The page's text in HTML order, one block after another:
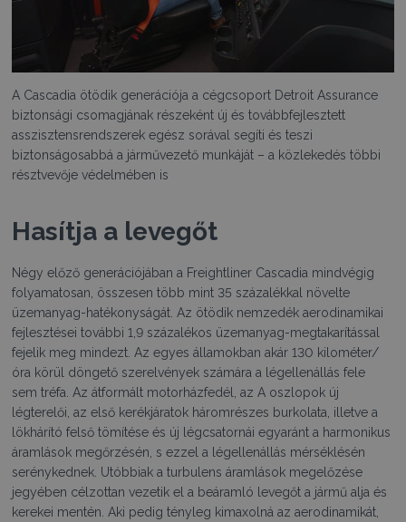
A Cascadia ötödik generációja a cégcsoport Detroit Assurance
biztonsági csomagjának részeként új és továbbfejlesztett
asszisztensrendszerek egész sorával segíti és teszi
biztonságosabbá a járművezető munkáját – a közlekedés többi
résztvevője védelmében is
Hasítja a levegőt
Négy előző generációjában a Freightliner Cascadia mindvégig
folyamatosan, összesen több mint 35 százalékkal növelte
üzemanyag-hatékonyságát. Az ötödik nemzedék aerodinamikai
fejlesztései további 1,9 százalékos üzemanyag-megtakarítással
fejelik meg mindezt. Az egyes államokban akár 130 kilométer/
óra körül döngető szerelvények számára a légellenállás fele
sem tréfa. Az átformált motorházfedél, az A oszlopok új
légterelői, az első kerékjáratok háromrészes burkolata, illetve a
lökhárító felső tömítése és új légcsatornái egyaránt a harmonikus
áramlások megőrzésén, s ezzel a légellenállás mérséklésén
serénykednek. Utóbbiak a turbulens áramlások megelőzése
jegyében célzottan vezetik el a beáramló levegőt a jármű alja és
kerekei mentén. Aki pedig tényleg kimaxolná az aerodinamikát,